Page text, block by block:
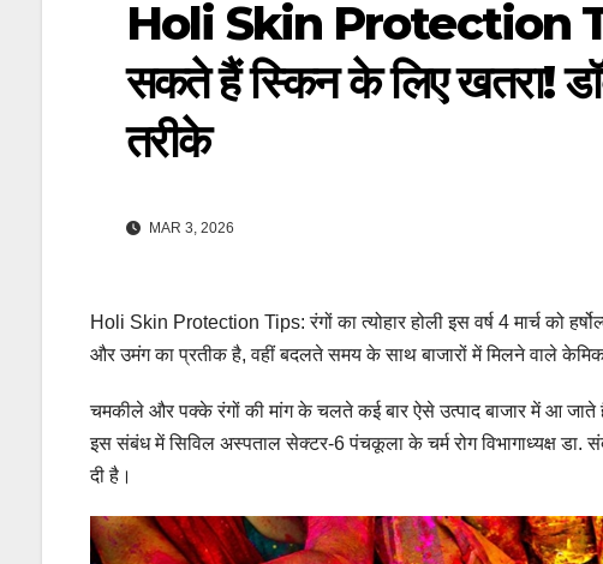
Holi Skin Protection
सकते हैं स्किन के लिए खतरा!
तरीके
MAR 3, 2026
Holi Skin Protection Tips: रंगों का त्योहार होली इस वर्ष 4 मार्च को
और उमंग का प्रतीक है, वहीं बदलते समय के साथ बाजारों में मिलने वाले
चमकीले और पक्के रंगों की मांग के चलते कई बार ऐसे उत्पाद बाजार में आ जाते
इस संबंध में सिविल अस्पताल सेक्टर-6 पंचकूला के चर्म रोग विभागाध्यक्ष डा.
दी है।